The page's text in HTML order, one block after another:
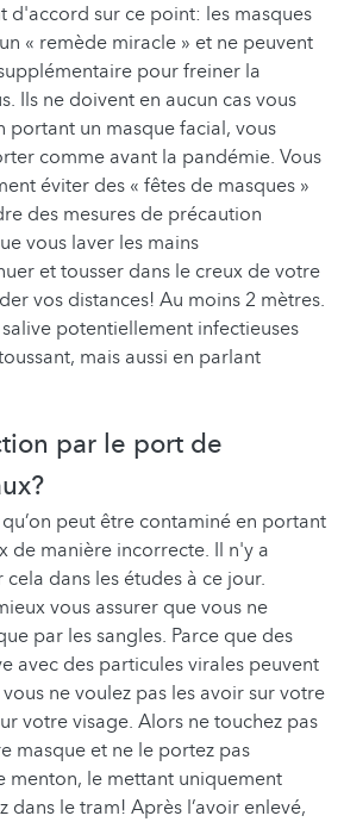
d'accord sur ce point: les masques
« remède miracle » et ne peuvent
pour freiner la
Ils ne doivent en aucun cas vous
portant un masque facial, vous
comme avant la pandémie. Vous
éviter des « fêtes de masques »
des mesures de précaution
vous laver les mains
et tousser dans le creux de votre
vos distances! Au moins 2 mètres.
potentiellement infectieuses
mais aussi en parlant
par le port de
peut être contaminé en portant
de manière incorrecte. Il n'y a
dans les études à ce jour.
vous assurer que vous ne
par les sangles. Parce que des
avec des particules virales peuvent
ne voulez pas les avoir sur votre
votre visage. Alors ne touchez pas
masque et ne le portez pas
menton, le mettant uniquement
dans le tram! Après l’avoir enlevé,